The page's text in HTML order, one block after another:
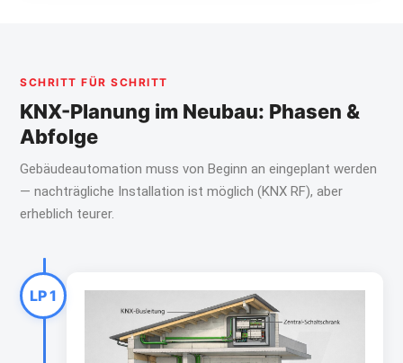
SCHRITT FÜR SCHRITT
KNX-Planung im Neubau: Phasen &
Abfolge
Gebäudeautomation muss von Beginn an eingeplant werden
— nachträgliche Installation ist möglich (KNX RF), aber
erheblich teurer.
LP 1